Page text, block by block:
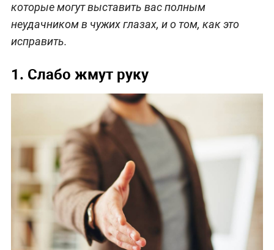
которые могут выставить вас полным
неудачником в чужих глазах, и о том, как это
исправить.
1. Слабо жмут руку